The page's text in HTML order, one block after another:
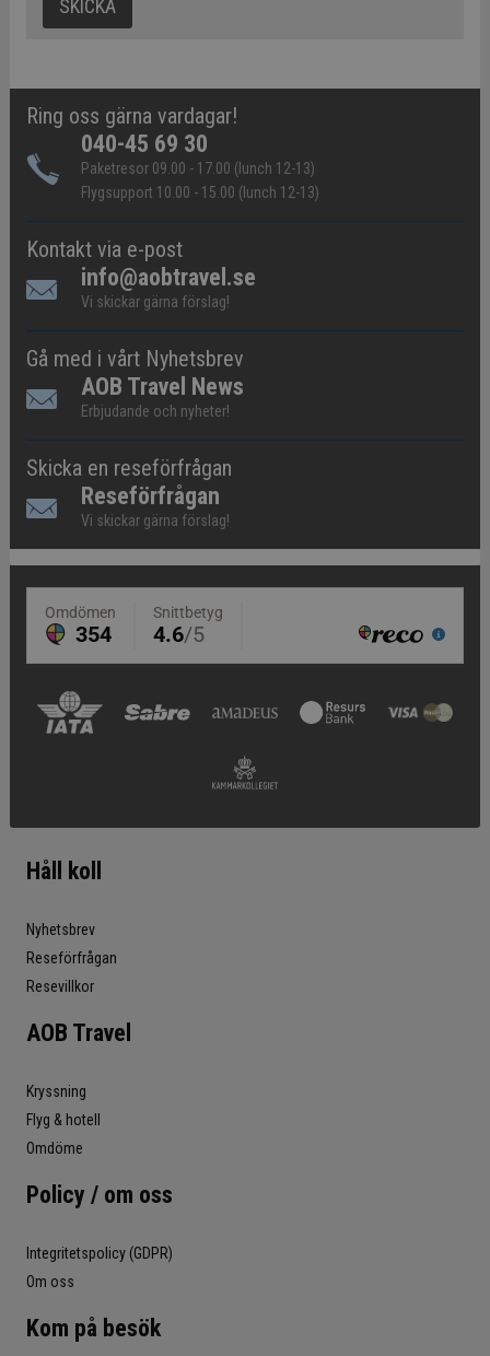
Ring oss gärna vardagar!
040-45 69 30
Paketresor 09.00 - 17.00 (lunch 12-13)
Flygsupport 10.00 - 15.00 (lunch 12-13)
Kontakt via e-post
info@aobtravel.se
Vi skickar gärna förslag!
Gå med i vårt Nyhetsbrev
AOB Travel News
Erbjudande och nyheter!
Skicka en reseförfrågan
Reseförfrågan
Vi skickar gärna förslag!
Håll koll
Nyhetsbrev
Reseförfrågan
Resevillkor
AOB Travel
Kryssning
Flyg & hotell
Omdöme
Policy / om oss
Integritetspolicy (GDPR)
Om oss
Kom på besök